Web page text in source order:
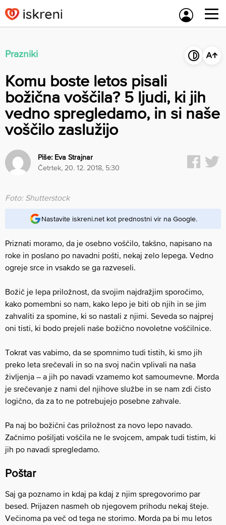
to
content
Prazniki
Komu boste letos pisali
božična voščila? 5 ljudi, ki jih
vedno spregledamo, in si naše
voščilo zaslužijo
Piše: Eva Strajnar
četrtek, 20. 12. 2018, 5:30
Foto: Shutterstock
Nastavite iskreni.net kot prednostni vir na Google.
Priznati moramo, da je osebno voščilo, takšno, napisano na
roke in poslano po navadni pošti, nekaj zelo lepega. Vedno
ogreje srce in vsakdo se ga razveseli.
Božič je lepa priložnost, da svojim najdražjim sporočimo,
kako pomembni so nam, kako lepo je biti ob njih in se jim
zahvaliti za spomine, ki so nastali z njimi. Seveda so najprej
oni tisti, ki bodo prejeli naše božično novoletne voščilnice.
Tokrat vas vabimo, da se spomnimo tudi tistih, ki smo jih
preko leta srečevali in so na svoj način vplivali na naša
življenja – a jih po navadi vzamemo kot samoumevne. Morda
je srečevanje z nami del njihove službe in se nam zdi čisto
logično, da za to ne potrebujejo posebne zahvale.
Pa naj bo božični čas priložnost za novo lepo navado.
Začnimo pošiljati voščila ne le svojcem, ampak tudi tistim, ki
jih po navadi spregledamo.
Poštar
Saj ga poznamo in kdaj pa kdaj z njim spregovorimo par
besed. Prijazen nasmeh ob njegovem prihodu nekaj šteje.
Večinoma pa več od tega ne storimo. Morda pa bi mu letos